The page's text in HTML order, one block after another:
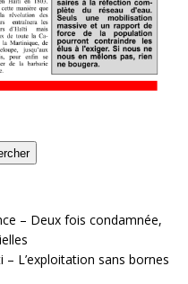
– Deux fois condamnée,
L’exploitation sans bornes